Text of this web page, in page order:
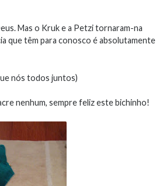
Mas o Kruk e a Petzi tornaram-na
que têm para conosco é absolutamente
nós todos juntos)
nenhum, sempre feliz este bichinho!